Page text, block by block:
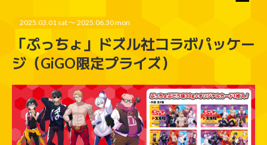
2025.03.01 sat 〜 2025.06.30 mon
「ぷっちょ」ドズル社コラボパッケー
ジ（GiGO限定プライズ）